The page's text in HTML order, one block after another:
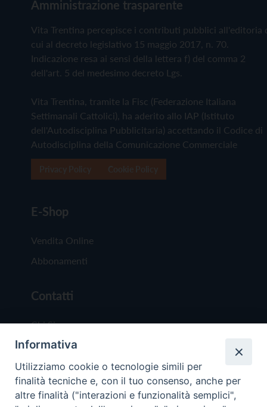
Amministrazione trasparente
Vita Trentina percepisce i contributi pubblici all'editoria
cui al decreto legislativo 15 maggio 2017, n. 70.
Indicazione resa ai sensi della lettera f) del comma 2
dell'art. 5 del medesimo decreto Lgs.
Vita Trentina, tramite la Fisc (Federazione Italiana
Settimanali Cattolici), ha aderito allo IAP (Istituto
dell'Autodisciplina Pubblicitaria) accettando il Codice di
Autodisciplina della Comunicazione Commerciale
E-Shop
Vendita Online
Abbonamenti
Contatti
Chi Siamo
Redazione
Scrivici
Informativa
Utilizziamo cookie o tecnologie simili per
finalità tecniche e, con il tuo consenso, anche per
altre finalità ("interazioni e funzionalità semplici",